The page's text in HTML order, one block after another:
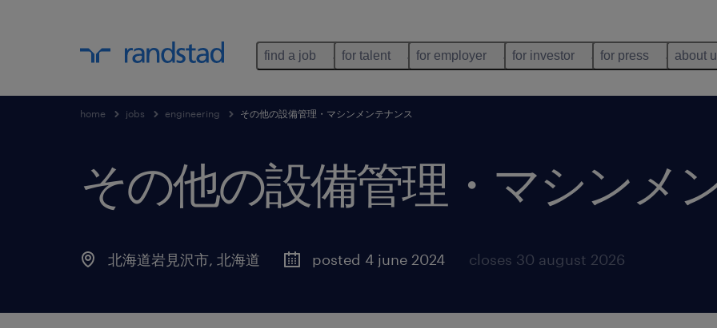
find a job for talent for employer for investor for press about
home jobs engineering その他の設備管理・マシンメンテナンス
その他の設備管理・マシンメ
北海道岩見沢市, 北海道 posted 4 june 2024 closes 30 august 2026